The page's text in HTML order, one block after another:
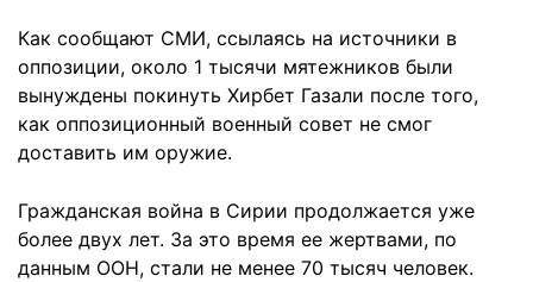
Как сообщают СМИ, ссылаясь на источники в
оппозиции, около 1 тысячи мятежников были
вынуждены покинуть Хирбет Газали после того,
как оппозиционный военный совет не смог
доставить им оружие.
Гражданская война в Сирии продолжается уже
более двух лет. За это время ее жертвами, по
данным ООН, стали не менее 70 тысяч человек.